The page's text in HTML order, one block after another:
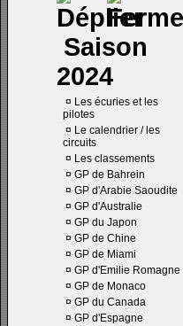
Saison
2024
¤ Les écuries et les
pilotes
¤ Le calendrier / les
circuits
¤ Les classements
¤ GP de Bahrein
¤ GP d'Arabie Saoudite
¤ GP d'Australie
¤ GP du Japon
¤ GP de Chine
¤ GP de Miami
¤ GP d'Emilie Romagne
¤ GP de Monaco
¤ GP du Canada
¤ GP d'Espagne